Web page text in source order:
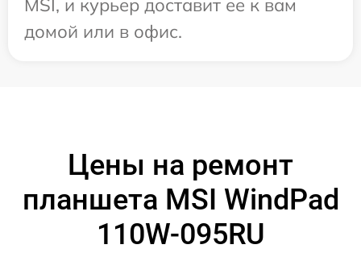
MSI, и курьер доставит ее к вам
домой или в офис.
Цены на ремонт
планшета MSI WindPad
110W-095RU